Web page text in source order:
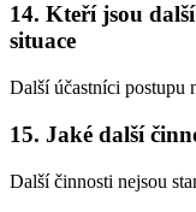
14. Kteří jsou
situace
Další účastníci postupu
15. Jaké další
Další činnosti nejsou